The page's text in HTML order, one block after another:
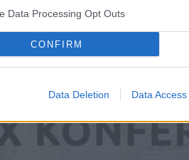
Data Processing Opt Outs
CONFIRM
Data Deletion Data Access